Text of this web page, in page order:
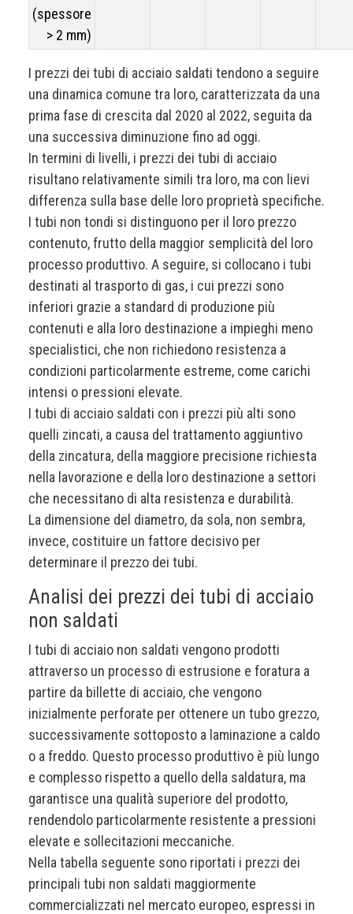
(spessore
> 2 mm)
I prezzi dei tubi di acciaio saldati tendono a seguire
una dinamica comune tra loro, caratterizzata da una
prima fase di crescita dal 2020 al 2022, seguita da
una successiva diminuzione fino ad oggi.
In termini di livelli, i prezzi dei tubi di acciaio
risultano relativamente simili tra loro, ma con lievi
differenza sulla base delle loro proprietà specifiche.
I tubi non tondi si distinguono per il loro prezzo
contenuto, frutto della maggior semplicità del loro
processo produttivo. A seguire, si collocano i tubi
destinati al trasporto di gas, i cui prezzi sono
inferiori grazie a standard di produzione più
contenuti e alla loro destinazione a impieghi meno
specialistici, che non richiedono resistenza a
condizioni particolarmente estreme, come carichi
intensi o pressioni elevate.
I tubi di acciaio saldati con i prezzi più alti sono
quelli zincati, a causa del trattamento aggiuntivo
della zincatura, della maggiore precisione richiesta
nella lavorazione e della loro destinazione a settori
che necessitano di alta resistenza e durabilità.
La dimensione del diametro, da sola, non sembra,
invece, costituire un fattore decisivo per
determinare il prezzo dei tubi.
Analisi dei prezzi dei tubi di acciaio
non saldati
I tubi di acciaio non saldati vengono prodotti
attraverso un processo di estrusione e foratura a
partire da billette di acciaio, che vengono
inizialmente perforate per ottenere un tubo grezzo,
successivamente sottoposto a laminazione a caldo
o a freddo. Questo processo produttivo è più lungo
e complesso rispetto a quello della saldatura, ma
garantisce una qualità superiore del prodotto,
rendendolo particolarmente resistente a pressioni
elevate e sollecitazioni meccaniche.
Nella tabella seguente sono riportati i prezzi dei
principali tubi non saldati maggiormente
commercializzati nel mercato europeo, espressi in